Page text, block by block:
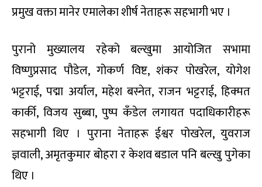
प्रमुख वक्ता मानेर एमालेका शीर्ष नेताहरू सहभागी भए ।
पुरानो मुख्यालय रहेको बल्खुमा आयोजित सभामा
विष्णुप्रसाद पौडेल, गोकर्ण विष्ट, शंकर पोखरेल, योगेश
भट्टराई, पद्मा अर्याल, महेश बस्नेत, राजन भट्टराई, हिक्मत
कार्की, विजय सुब्बा, पुष्प कँडेल लगायत पदाधिकारीहरू
सहभागी थिए । पुराना नेताहरू ईश्वर पोखरेल, युवराज
ज्ञवाली, अमृतकुमार बोहरा र केशव बडाल पनि बल्खु पुगेका
थिए ।